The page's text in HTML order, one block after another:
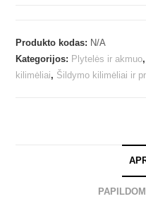
Produkto kodas: N/A
Kategorijos: Plytelės ir akmuo,
kilimėliai, Šildymo kilimėliai ir